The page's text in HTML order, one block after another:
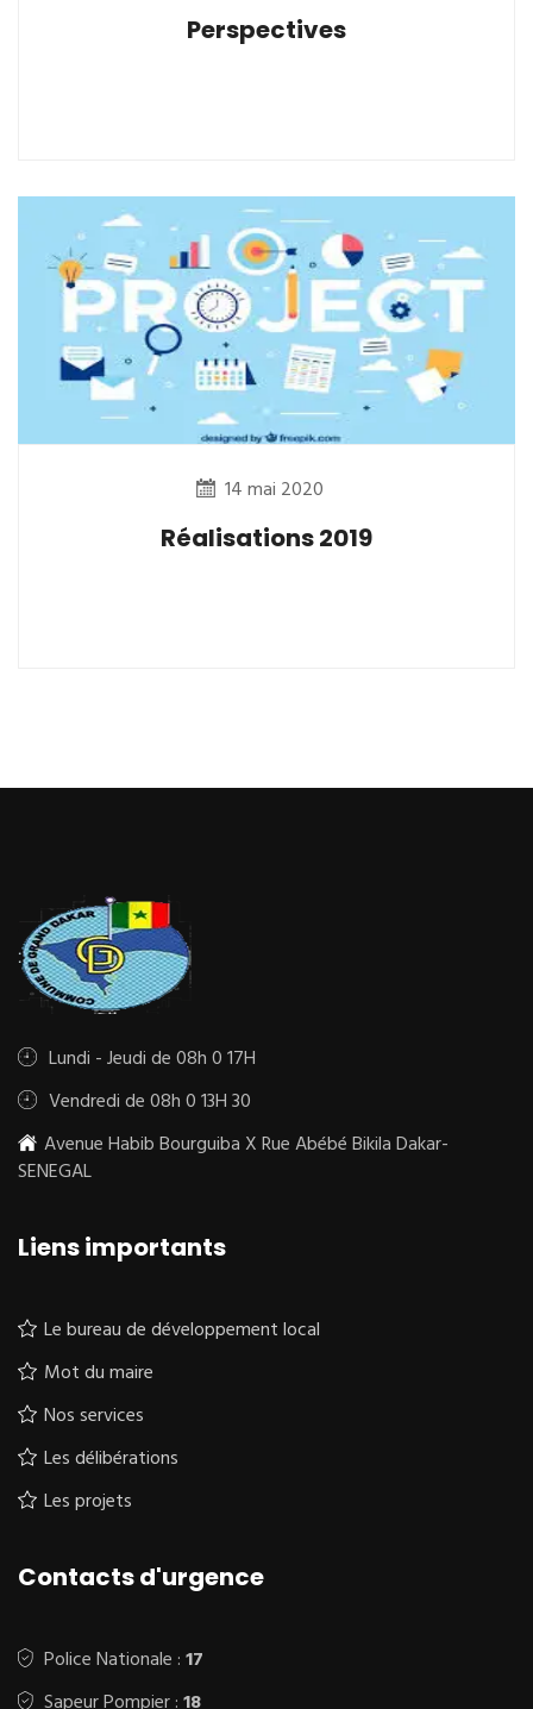
Perspectives
14 mai 2020
Réalisations 2019
Lundi - Jeudi de 08h 0 17H
Vendredi de 08h 0 13H 30
Avenue Habib Bourguiba X Rue Abébé Bikila Dakar-
SENEGAL
Liens importants
Le bureau de développement local
Mot du maire
Nos services
Les délibérations
Les projets
Contacts d'urgence
Police Nationale :17
Sapeur Pompier :18